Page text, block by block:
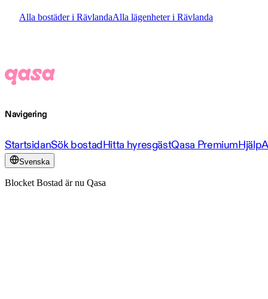
Alla bostäder i RävlandaAlla lägenheter i Rävlanda
Navigering
StartsidanSök bostadHitta hyresgästQasa PremiumHjälp
Svenska
Blocket Bostad är nu Qasa